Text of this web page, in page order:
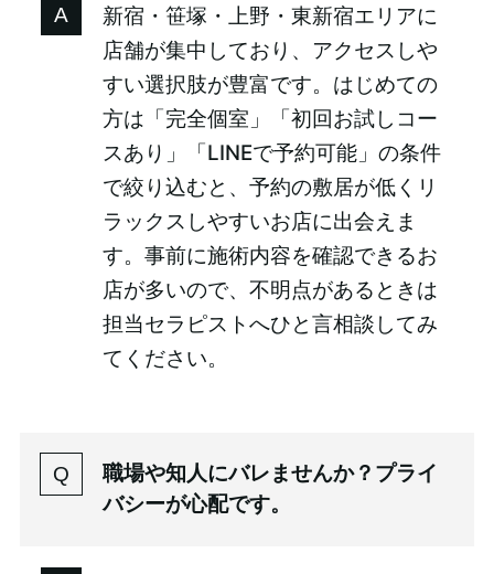
新宿・笹塚・上野・東新宿エリアに
店舗が集中しており、アクセスしや
すい選択肢が豊富です。はじめての
方は「完全個室」「初回お試しコー
スあり」「LINEで予約可能」の条件
で絞り込むと、予約の敷居が低くリ
ラックスしやすいお店に出会えま
す。事前に施術内容を確認できるお
店が多いので、不明点があるときは
担当セラピストへひと言相談してみ
てください。
職場や知人にバレませんか？プライ
バシーが心配です。